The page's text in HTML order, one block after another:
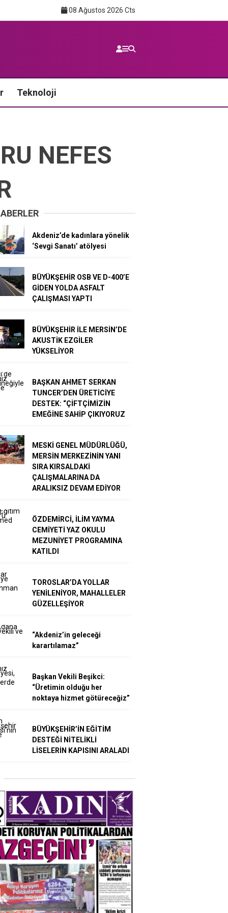
08 Ağustos 2026 Cts
Teknoloji
NEFES
Akdeniz’de kadınlara yönelik
‘Sevgi Sanatı’ atölyesi
BÜYÜKŞEHİR OSB VE D-400’E
GİDEN YOLDA ASFALT
ÇALIŞMASI YAPTI
BÜYÜKŞEHİR İLE MERSİN’DE
AKUSTİK EZGİLER
YÜKSELİYOR
BAŞKAN AHMET SERKAN
TUNCER’DEN ÜRETİCİYE
DESTEK: “ÇİFTÇİMİZİN
EMEĞİNE SAHİP ÇIKIYORUZ
MESKİ GENEL MÜDÜRLÜĞÜ,
MERSİN MERKEZİNİN YANI
SIRA KIRSALDAKİ
ÇALIŞMALARINA DA
ARALIKSIZ DEVAM EDİYOR
ÖZDEMİRCİ, İLİM YAYMA
CEMİYETİ YAZ OKULU
MEZUNİYET PROGRAMINA
KATILDI
TOROSLAR’DA YOLLAR
YENİLENİYOR, MAHALLELER
GÜZELLEŞİYOR
“Akdeniz’in geleceği
karartılamaz”
Başkan Vekili Beşikci:
“Üretimin olduğu her
noktaya hizmet götüreceğiz”
BÜYÜKŞEHİR’İN EĞİTİM
DESTEĞİ NİTELİKLİ
LİSELERİN KAPISINI ARALADI